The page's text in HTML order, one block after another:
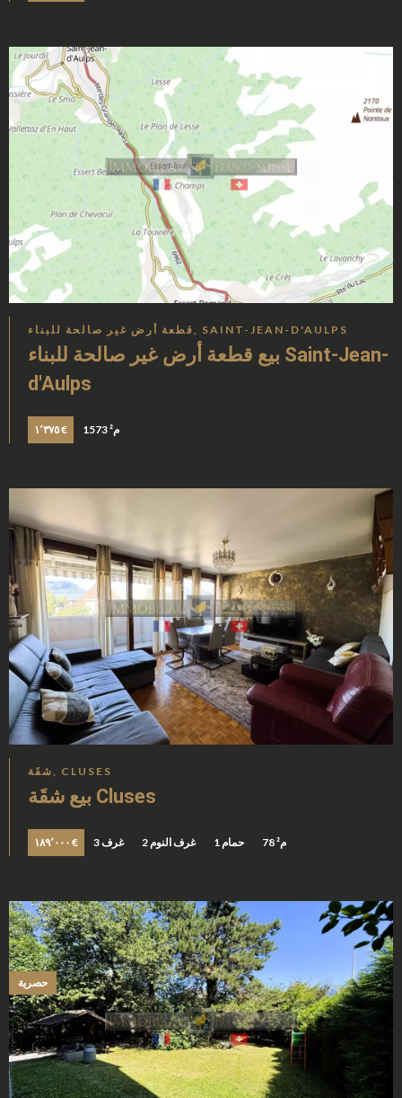
قطعة أرض غير صالحة للبناء, SAINT-JEAN-D'AULPS
بيع قطعة أرض غير صالحة للبناء Saint-Jean-
d'Aulps
١٬٣٧٥ € 1573 م²
شقَة, CLUSES
بيع شقَة Cluses
١٨٩٬٠٠٠ € 3 غرف 2 غرف النوم 1 حمام 78 م²
حصرية